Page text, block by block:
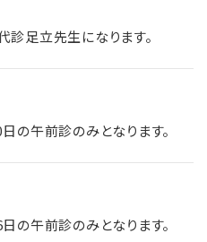
足立先生になります。
の午前診のみとなります。
の午前診のみとなります。